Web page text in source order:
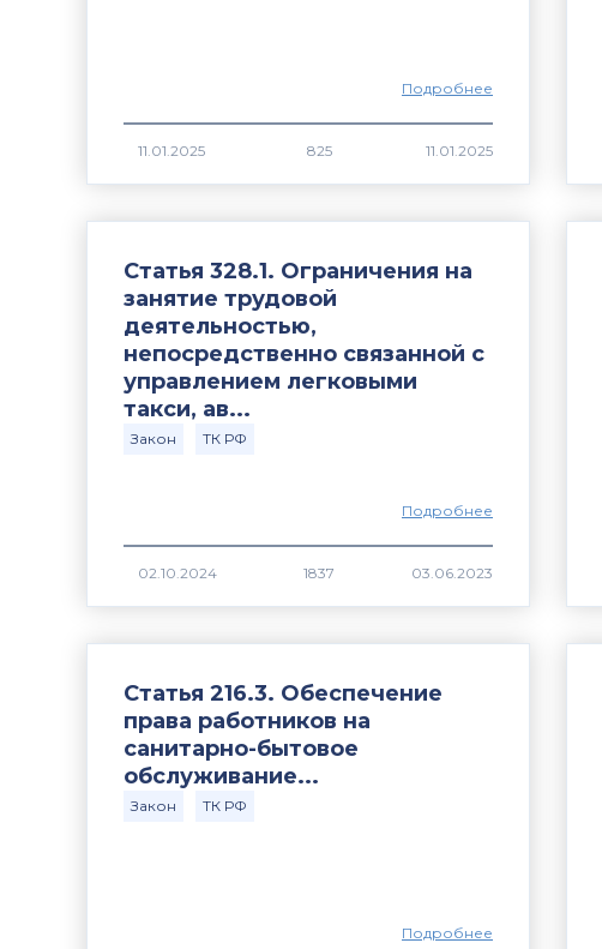
Подробнее
825
Статья 328.1. Ограничения на
занятие трудовой
деятельностью,
непосредственно связанной с
управлением легковыми
такси, ав...
Закон ТК РФ
Подробнее
1837
Статья 216.3. Обеспечение
права работников на
санитарно-бытовое
обслуживание...
Закон ТК РФ
Подробнее